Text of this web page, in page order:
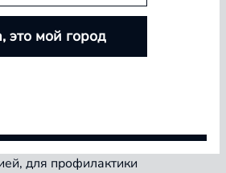
с центральной
для профилактики
— БОЛЬШЕ СКИДКА
линзы Airway и увеличивайте
— от 5% до 15%
это мой город